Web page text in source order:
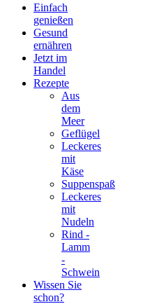
Einfach
genießen
Gesund
ernähren
Jetzt im
Handel
Rezepte
Aus
dem
Meer
Geflügel
Leckeres
mit
Käse
Suppenspaß
Leckeres
mit
Nudeln
Rind -
Lamm
-
Schwein
Wissen Sie
schon?